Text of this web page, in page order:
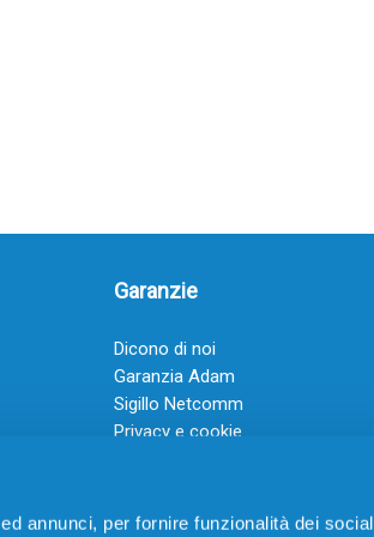
annunci, per fornire funzionalità dei social
Garanzie
Dicono di noi
Garanzia Adam
Sigillo Netcomm
Privacy e cookie